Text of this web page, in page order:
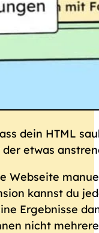
dein HTML
etwas
Webseite
kannst du
Ergebnisse
nicht